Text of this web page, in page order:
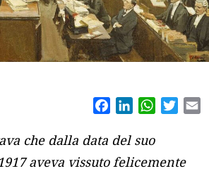
FacebookLinkedIn
che dalla data del suo
aveva vissuto felicemente